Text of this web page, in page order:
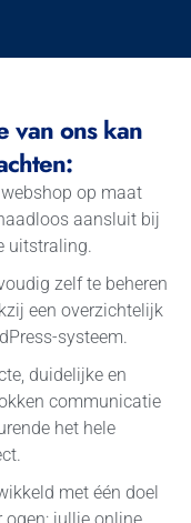
van ons kan
webshop op maat
aansluit bij
uitstraling.
zelf te beheren
een overzichtelijk
systeem.
duidelijke en
communicatie
het hele
met één doel